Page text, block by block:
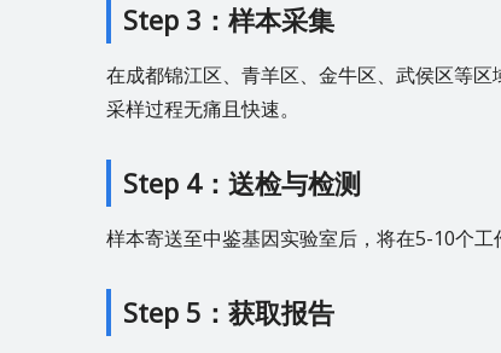
Step 3：样本采集
在成都锦江区、青羊区、金牛区、武侯区等
采样过程无痛且快速。
Step 4：送检与检测
样本寄送至中鉴基因实验室后，将在5-10个工
Step 5：获取报告